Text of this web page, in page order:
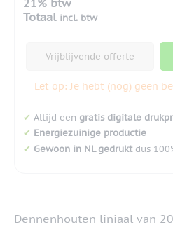
Totaal incl. btw
Vrijblijvende offerte
Let op: Je hebt (nog) geen
✔ Altijd een gratis digitale
✔ Energiezuinige productie
✔ Gewoon in NL gedruktdus
Dennenhouten liniaal van